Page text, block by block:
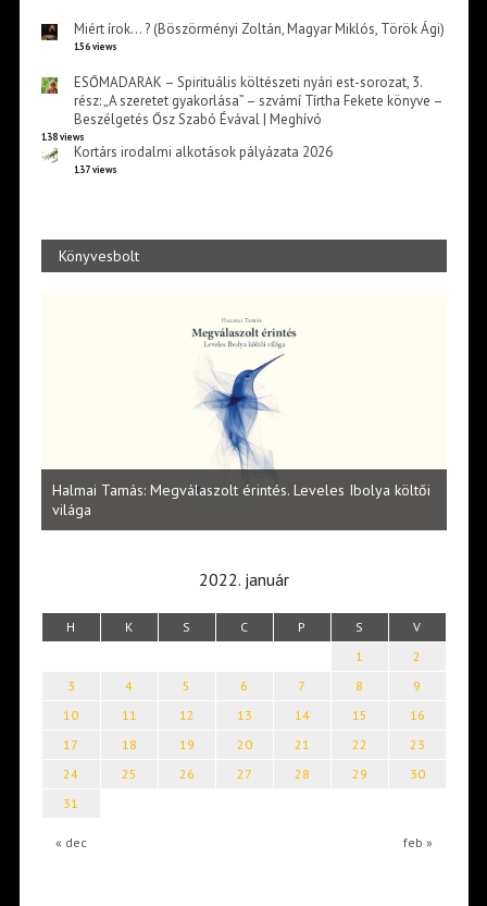
Miért írok… ? (Böszörményi Zoltán, Magyar Miklós, Török Ági)
156 views
ESŐMADARAK – Spirituális költészeti nyári est-sorozat, 3.
rész: „A szeretet gyakorlása” – szvámí Tírtha Fekete könyve –
Beszélgetés Ősz Szabó Évával | Meghívó
138 views
Kortárs irodalmi alkotások pályázata 2026
137 views
Könyvesbolt
Halmai Tamás: Megválaszolt érintés. Leveles Ibolya költői
világa
2022. január
H K S C P S V
« dec feb »
1
2
3
4 5 6 7 8
9
10
11 12 13 14 15
16
17
18 19 20 21 22
23
24
25 26 27 28 29
30
31